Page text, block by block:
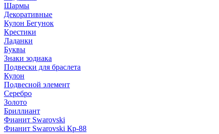
Шармы
Декоративные
Кулон Бегунок
Крестики
Ладанки
Буквы
Знаки зодиака
Подвески для браслета
Кулон
Подвесной элемент
Серебро
Золото
Бриллиант
Фианит Swarovski
Фианит Swarovski Кр-88